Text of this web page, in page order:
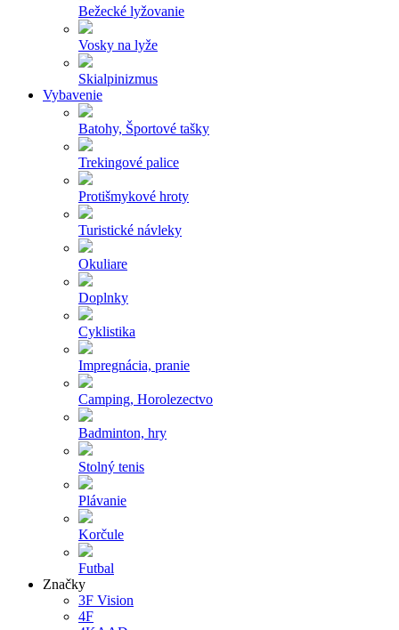
Bežecké lyžovanie
Vosky na lyže
Skialpinizmus
Vybavenie
Batohy, Športové tašky
Trekingové palice
Protišmykové hroty
Turistické návleky
Okuliare
Doplnky
Cyklistika
Impregnácia, pranie
Camping, Horolezectvo
Badminton, hry
Stolný tenis
Plávanie
Korčule
Futbal
Značky
3F Vision
4F